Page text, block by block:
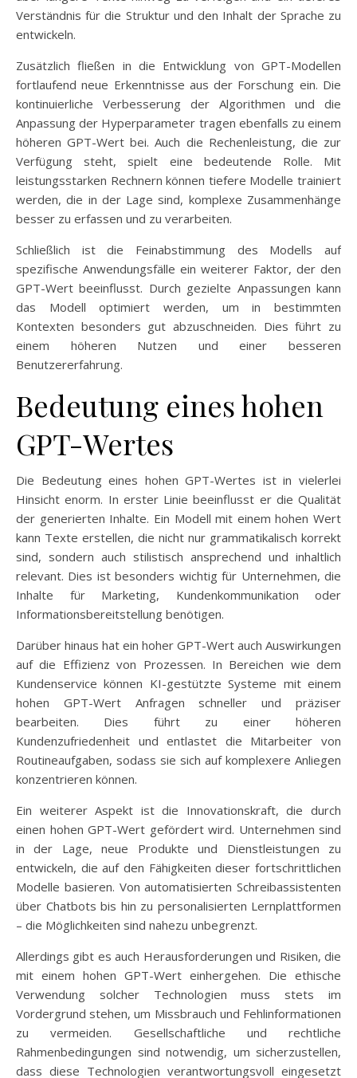
Verständnis für die Struktur und den Inhalt der Sprache zu
entwickeln.
Zusätzlich fließen in die Entwicklung von GPT-Modellen
fortlaufend neue Erkenntnisse aus der Forschung ein. Die
kontinuierliche Verbesserung der Algorithmen und die
Anpassung der Hyperparameter tragen ebenfalls zu einem
höheren GPT-Wert bei. Auch die Rechenleistung, die zur
Verfügung steht, spielt eine bedeutende Rolle. Mit
leistungsstarken Rechnern können tiefere Modelle trainiert
werden, die in der Lage sind, komplexe Zusammenhänge
besser zu erfassen und zu verarbeiten.
Schließlich ist die Feinabstimmung des Modells auf
spezifische Anwendungsfälle ein weiterer Faktor, der den
GPT-Wert beeinflusst. Durch gezielte Anpassungen kann
das Modell optimiert werden, um in bestimmten
Kontexten besonders gut abzuschneiden. Dies führt zu
einem höheren Nutzen und einer besseren
Benutzererfahrung.
Bedeutung eines hohen
GPT-Wertes
Die Bedeutung eines hohen GPT-Wertes ist in vielerlei
Hinsicht enorm. In erster Linie beeinflusst er die Qualität
der generierten Inhalte. Ein Modell mit einem hohen Wert
kann Texte erstellen, die nicht nur grammatikalisch korrekt
sind, sondern auch stilistisch ansprechend und inhaltlich
relevant. Dies ist besonders wichtig für Unternehmen, die
Inhalte für Marketing, Kundenkommunikation oder
Informationsbereitstellung benötigen.
Darüber hinaus hat ein hoher GPT-Wert auch Auswirkungen
auf die Effizienz von Prozessen. In Bereichen wie dem
Kundenservice können KI-gestützte Systeme mit einem
hohen GPT-Wert Anfragen schneller und präziser
bearbeiten. Dies führt zu einer höheren
Kundenzufriedenheit und entlastet die Mitarbeiter von
Routineaufgaben, sodass sie sich auf komplexere Anliegen
konzentrieren können.
Ein weiterer Aspekt ist die Innovationskraft, die durch
einen hohen GPT-Wert gefördert wird. Unternehmen sind
in der Lage, neue Produkte und Dienstleistungen zu
entwickeln, die auf den Fähigkeiten dieser fortschrittlichen
Modelle basieren. Von automatisierten Schreibassistenten
über Chatbots bis hin zu personalisierten Lernplattformen
– die Möglichkeiten sind nahezu unbegrenzt.
Allerdings gibt es auch Herausforderungen und Risiken, die
mit einem hohen GPT-Wert einhergehen. Die ethische
Verwendung solcher Technologien muss stets im
Vordergrund stehen, um Missbrauch und Fehlinformationen
zu vermeiden. Gesellschaftliche und rechtliche
Rahmenbedingungen sind notwendig, um sicherzustellen,
dass diese Technologien verantwortungsvoll eingesetzt